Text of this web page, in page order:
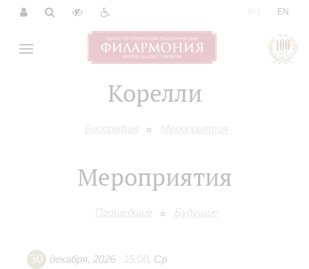
EN
Корелли
Биография Мероприятия
Мероприятия
Прошедшие Будущие
30 декабря, 2026 15:00, Ср